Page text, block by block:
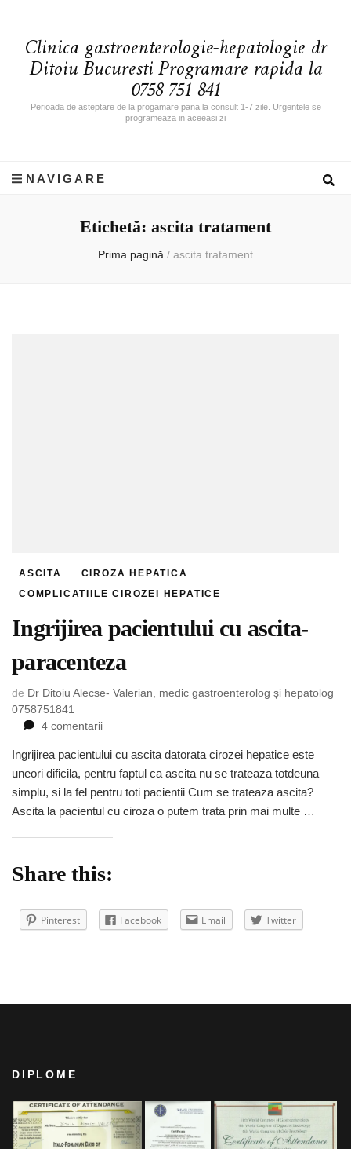
Clinica gastroenterologie-hepatologie dr
Ditoiu Bucuresti Programare rapida la
0758 751 841
Perioada de asteptare de la progamare pana la consult 1-7 zile. Urgentele se
programeaza in aceeasi zi
NAVIGARE
Etichetă: ascita tratament
Prima pagină / ascita tratament
ASCITA
CIROZA HEPATICA
COMPLICATIILE CIROZEI HEPATICE
Ingrijirea pacientului cu ascita-
paracenteza
de Dr Ditoiu Alecse- Valerian, medic gastroenterolog și hepatolog
0758751841
4 comentariila
pacientului
cu
ascita-
paracenteza
Ingrijirea pacientului cu ascita datorata cirozei hepatice este
uneori dificila, pentru faptul ca ascita nu se trateaza totdeuna
simplu, si la fel pentru toti pacientii Cum se trateaza ascita?
Ascita la pacientul cu ciroza o putem trata prin mai multe …
Share this:
Pinterest Facebook Email Twitter
DIPLOME